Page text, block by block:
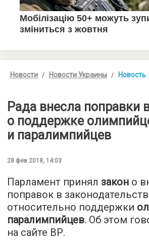
Новости Новости Украины Новость
Рада внесла поправки
о поддержке
и паралимпийцев
28 фев 2018, 14:03
Парламент принял закон о
поправок в
относительно поддержки
паралимпийцев. Об этом
на сайте ВР.